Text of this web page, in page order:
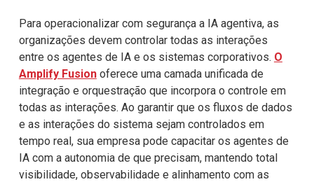
Para operacionalizar com segurança a IA agentiva, as
organizações devem controlar todas as interações
entre os agentes de IA e os sistemas corporativos. O
Amplify Fusionoferece uma camada unificada de
integração e orquestração que incorpora o controle em
todas as interações. Ao garantir que os fluxos de dados
e as interações do sistema sejam controlados em
tempo real, sua empresa pode capacitar os agentes de
IA com a autonomia de que precisam, mantendo total
visibilidade, observabilidade e alinhamento com as